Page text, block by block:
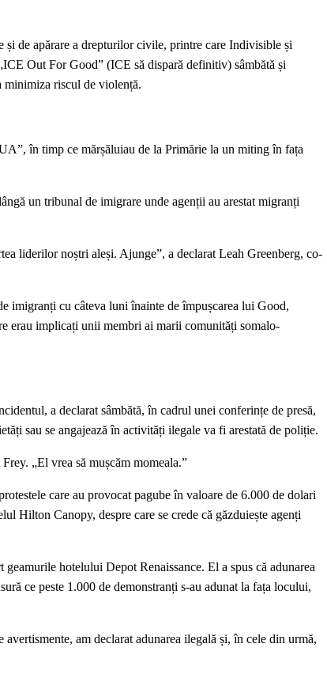
și de apărare a drepturilor civile, printre care Indivisible și
Out For Good” (ICE să dispară definitiv) sâmbătă și
minimiza riscul de violență.
în timp ce mărșăluiau de la Primărie la un miting în fața
un tribunal de imigrare unde agenții au arestat migranți
liderilor noștri aleși. Ajunge”, a declarat Leah Greenberg, co-
imigranți cu câteva luni înainte de împușcarea lui Good,
erau implicați unii membri ai marii comunități somalo-
a declarat sâmbătă, în cadrul unei conferințe de presă,
sau se angajează în activități ilegale va fi arestată de poliție.
„El vrea să mușcăm momeala.”
care au provocat pagube în valoare de 6.000 de dolari
Hilton Canopy, despre care se crede că găzduiește agenți
hotelului Depot Renaissance. El a spus că adunarea
ce peste 1.000 de demonstranți s-au adunat la fața locului,
am declarat adunarea ilegală și, în cele din urmă,